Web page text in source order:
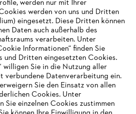
WIRD NICHT
werden nur mit Ihrer
werden von uns und Dritten
eingesetzt. Diese Dritten können
Daten auch außerhalb des
verarbeiten. Unter
Informationen“ finden Sie
und Dritten eingesetzten Cookies.
willigen Sie in die Nutzung aller
verbundene Datenverarbeitung ein.
Sie den Einsatz von allen
Cookies. Unter
Sie einzelnen Cookies zustimmen